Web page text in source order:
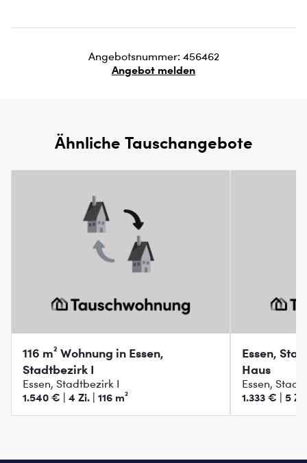
Angebotsnummer: 456462
Angebot melden
Ähnliche Tauschangebote
116 m² Wohnung in Essen,
Stadtbezirk I
Essen, Stadtbezirk I
1.540 € | 4 Zi. | 116 m²
Essen,
Haus
Essen,
1.333 € | 5 Zi.